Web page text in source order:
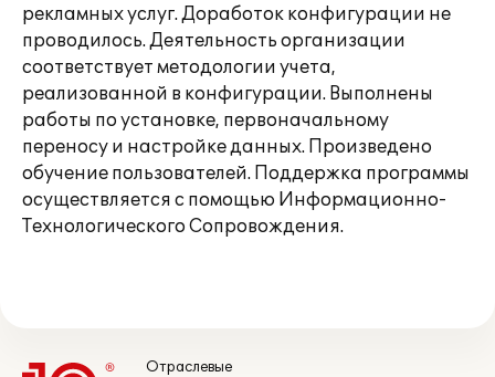
рекламных услуг. Доработок конфигурации не
проводилось. Деятельность организации
соответствует методологии учета,
реализованной в конфигурации. Выполнены
работы по установке, первоначальному
переносу и настройке данных. Произведено
обучение пользователей. Поддержка программы
осуществляется с помощью Информационно-
Технологического Сопровождения.
Отраслевые